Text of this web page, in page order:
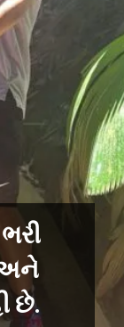
અને
છે.